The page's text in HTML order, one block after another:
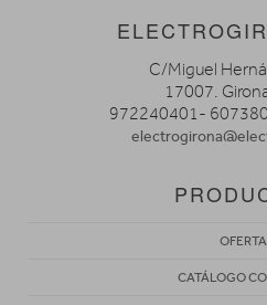
C/Miguel
17007.
972240401-
CATÁLOGO